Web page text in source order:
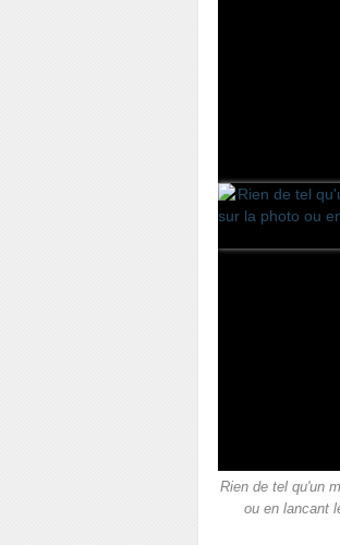
Rien de tel qu'un
ou en lancant